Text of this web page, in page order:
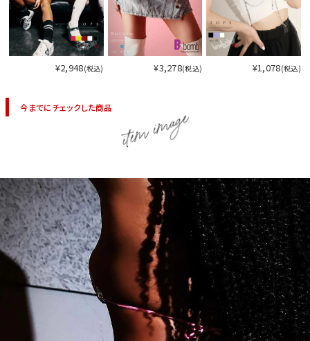
¥2,948(税込) ¥3,278(税込) ¥1,078(税込)
今までにチェックした商品 item image